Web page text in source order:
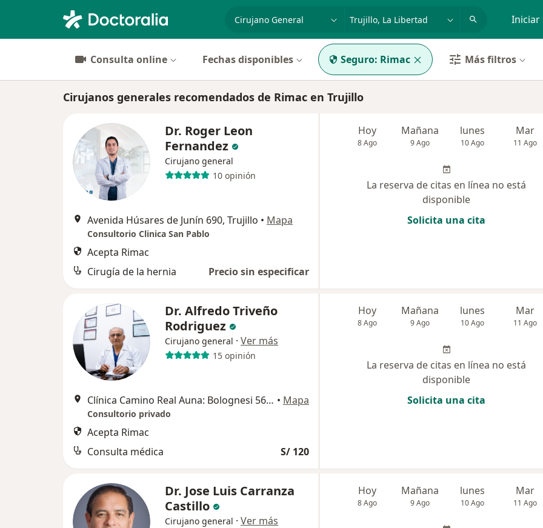
Iniciar
Consulta online Fechas disponibles Seguro: Rimac Más filtros
Cirujanos generales recomendados de Rimac en Trujillo
Dr. Roger Leon
Fernandez
Cirujano general
10 opinión
Avenida Húsares de Junín 690, Trujillo • Mapa
Consultorio Clinica San Pablo
Acepta Rimac
Cirugía de la hernia
Precio sin especificar
Hoy
8 Ago
Mañana
9 Ago
lunes
10 Ago
Mar
11 Ago
La reserva de citas en línea no está
disponible
Solicita una cita
Dr. Alfredo Triveño
Rodriguez
Cirujano general · Ver más
15 opinión
Clínica Camino Real Auna: Bolognesi 565, Trujillo – Perú., Trujillo • Mapa
Consultorio privado
Acepta Rimac
Consulta médica
S/ 120
Hoy
8 Ago
Mañana
9 Ago
lunes
10 Ago
Mar
11 Ago
La reserva de citas en línea no está
disponible
Solicita una cita
Dr. Jose Luis Carranza
Castillo
Cirujano general · Ver más
Hoy
8 Ago
Mañana
9 Ago
lunes
10 Ago
Mar
11 Ago